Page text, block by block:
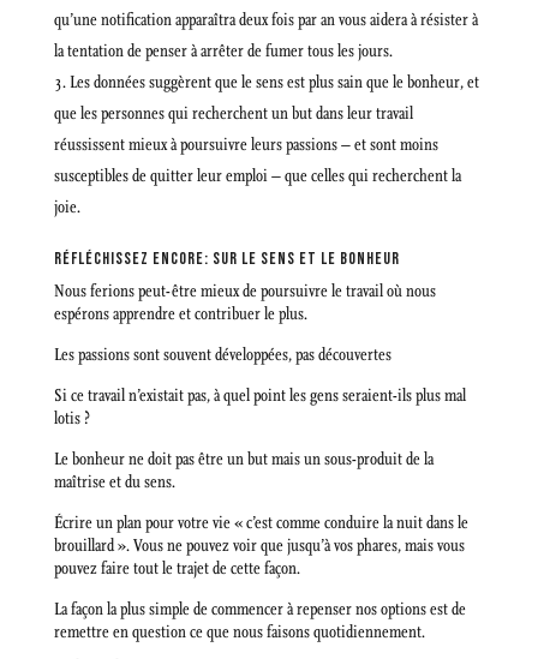
qu’une notification apparaîtra deux fois par an vous aidera à résister à
la tentation de penser à arrêter de fumer tous les jours.
Les données suggèrent que le sens est plus sain que le bonheur, et
que les personnes qui recherchent un but dans leur travail
réussissent mieux à poursuivre leurs passions – et sont moins
susceptibles de quitter leur emploi – que celles qui recherchent la
joie.
RÉFLÉCHISSEZ ENCORE: SUR LE SENS ET LE BONHEUR
Nous ferions peut-être mieux de poursuivre le travail où nous
espérons apprendre et contribuer le plus.
Les passions sont souvent développées, pas découvertes
Si ce travail n’existait pas, à quel point les gens seraient-ils plus mal
lotis ?
Le bonheur ne doit pas être un but mais un sous-produit de la
maîtrise et du sens.
Écrire un plan pour votre vie « c’est comme conduire la nuit dans le
brouillard ». Vous ne pouvez voir que jusqu’à vos phares, mais vous
pouvez faire tout le trajet de cette façon.
La façon la plus simple de commencer à repenser nos options est de
remettre en question ce que nous faisons quotidiennement.